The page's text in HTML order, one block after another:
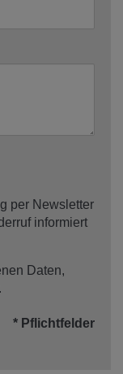
per Newsletter
informiert
Daten,
* Pflichtfelder